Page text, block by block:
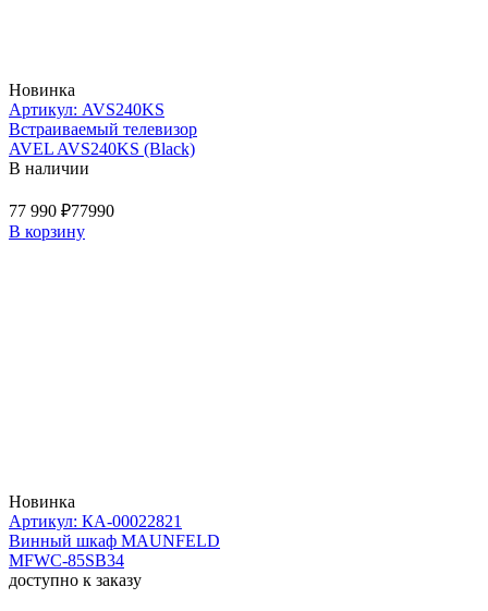
Новинка
Артикул: AVS240KS
Встраиваемый телевизор
AVEL AVS240KS (Black)
В наличии
77 990 ₽77990
В корзину
Новинка
Артикул: КА-00022821
Винный шкаф MAUNFELD
MFWC-85SB34
доступно к заказу